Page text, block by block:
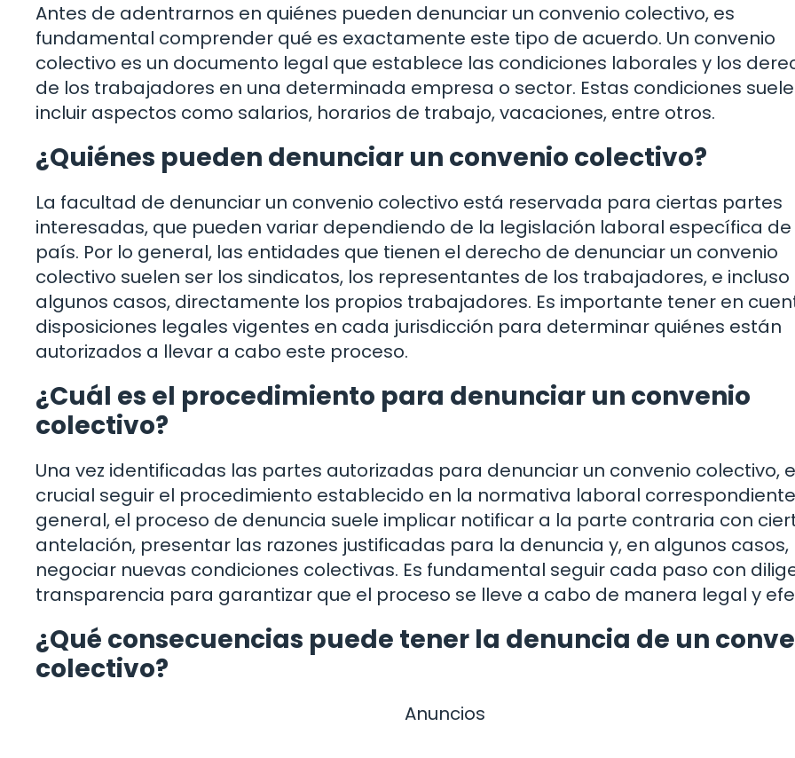
Antes de adentrarnos en quiénes pueden denunciar un convenio colectivo, es
fundamental comprender qué es exactamente este tipo de acuerdo. Un convenio
colectivo es un documento legal que establece las condiciones laborales y los
de los trabajadores en una determinada empresa o sector. Estas condiciones
incluir aspectos como salarios, horarios de trabajo, vacaciones, entre otros.
¿Quiénes pueden denunciar un convenio colectivo?
La facultad de denunciar un convenio colectivo está reservada para ciertas partes
interesadas, que pueden variar dependiendo de la legislación laboral específica
país. Por lo general, las entidades que tienen el derecho de denunciar un convenio
colectivo suelen ser los sindicatos, los representantes de los trabajadores, e incluso
algunos casos, directamente los propios trabajadores. Es importante tener en
disposiciones legales vigentes en cada jurisdicción para determinar quiénes están
autorizados a llevar a cabo este proceso.
¿Cuál es el procedimiento para denunciar un convenio
colectivo?
Una vez identificadas las partes autorizadas para denunciar un convenio colectivo,
crucial seguir el procedimiento establecido en la normativa laboral
general, el proceso de denuncia suele implicar notificar a la parte contraria con
antelación, presentar las razones justificadas para la denuncia y, en algunos casos,
negociar nuevas condiciones colectivas. Es fundamental seguir cada paso con
transparencia para garantizar que el proceso se lleve a cabo de manera legal y
¿Qué consecuencias puede tener la denuncia de un
colectivo?
Anuncios